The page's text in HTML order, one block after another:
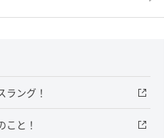
ラング！
こと！